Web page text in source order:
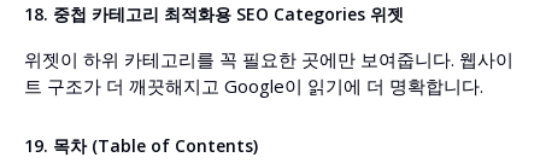
18. 중첩 카테고리 최적화용 SEO Categories 위젯
위젯이 하위 카테고리를 꼭 필요한 곳에만 보여줍니다. 웹사이
트 구조가 더 깨끗해지고 Google이 읽기에 더 명확합니다.
19. 목차 (Table of Contents)